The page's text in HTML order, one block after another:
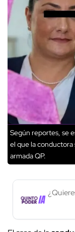
Según reportes, se
el que la conductora
armada QP.